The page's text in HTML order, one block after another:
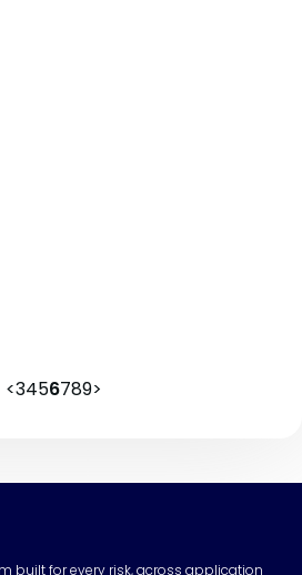
<3456789>
built for every risk, across application